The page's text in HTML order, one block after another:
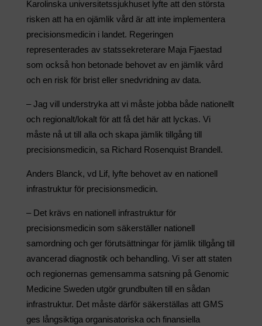
Karolinska universitetssjukhuset lyfte att den största
risken att ha en ojämlik vård är att inte implementera
precisionsmedicin i landet. Regeringen
representerades av statssekreterare Maja Fjaestad
som också hon betonade behovet av en jämlik vård
och en risk för brist eller snedvridning av data.
– Jag vill understryka att vi måste jobba både nationellt
och regionalt/lokalt för att få det här att lyckas. Vi
måste nå ut till alla och skapa jämlik tillgång till
precisionsmedicin, sa Richard Rosenquist Brandell.
Anders Blanck, vd Lif, lyfte behovet av en nationell
infrastruktur för precisionsmedicin.
– Det krävs en nationell infrastruktur för
precisionsmedicin som säkerställer nationell
samordning och ger förutsättningar för jämlik tillgång till
avancerad diagnostik och behandling. Vi ser att staten
och regionernas gemensamma satsning på Genomic
Medicine Sweden utgör grundbulten till en sådan
infrastruktur. Det måste därför säkerställas att GMS
ges långsiktiga organisatoriska och finansiella